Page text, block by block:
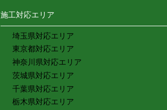
施工対応エリア
埼玉県対応エリア
東京都対応エリア
神奈川県対応エリア
茨城県対応エリア
千葉県対応エリア
栃木県対応エリア